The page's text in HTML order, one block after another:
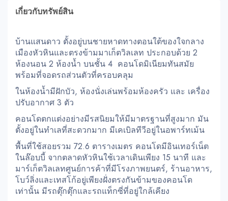
เกี่ยวกับทรัพย์สิน
บ้านแสนดาว ตั้งอยู่บนชายหาดทางตอนใต้ของใจกลาง
เมืองหัวหินและตรงข้ามมาเก็ตวิลเลท ประกอบด้วย 2
ห้องนอน 2 ห้องน้ำ บนชั้น 4 คอนโดมิเนียมทันสมัย
พร้อมที่จอดรถส่วนตัวที่ครอบคลุม
ในห้องน้ำมีฝักบัว, ห้องนั่งเล่นพร้อมห้องครัว และ เครื่อง
ปรับอากาศ 3 ตัว
คอนโดตกแต่งอย่างมีรสนิยมให้มีมาตรฐานที่สูงมาก มัน
ตั้งอยู่ในทำเลที่สะดวกมาก มีเคเบิลทีวีอยู่ในอพาร์ทเม้น
พื้นที่ใช้สอยรวม 72.6 ตารางเมตร คอนโดมีอินเทอร์เน็ต
ในล๊อบบี้ จากตลาดหัวหินใช้เวลาเดินเพียง 15 นาที และ
มาร์เก็ตวิลเลทศูนย์การค้าที่มีโรงภาพยนตร์, ร้านอาหาร,
โบว์ลิ่งและเทสโก้อยู่เพียงฝั่งตรงกันข้ามของคอนโด
เท่านั้น มีรถตุ๊กตุ๊กและรถแท็กซี่ที่อยู่ใกล้เคียง